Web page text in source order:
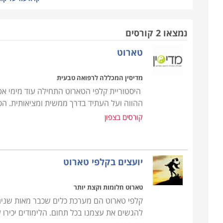
מי שרוצה ללמוד רק את העולם הספציפי שנוגע
לימודים בתחום המיסטיקה ברחבי הארץ. המורה
המשמעות של כל סמל, סימן, צבע וציור ואיך ניתן
את הקלף מתוך חפיסה. על התלמיד להבין על היסוד
הוא ילמד על ההיסטוריה של התורה, ההתפתחות
מכיוון שלא מדובר בלימודים רשמיים המוכרים על
ספר פרטיים קטנים. מכיוון שכך, אפשר לבנות
פעם בשבוע, פעמיים או יום, למידה מרוכזת כל יום או
נהריה או בטבריה. ברחבי הארץ ניתן למצוא קורס
נמצאו 2 קורסים
טארוט
מדיסין המכללה לרפואה טבעית
היסטוריית קלפי הטארוט התחילה עוד
ההווה ועל העתיד בדרך ממשית ומציאותית.
קורסים בצפון
יועצים בקלפי טארוט
טארוט חלומות וקצת יותר
קלפי טארוט הם מערכת כלים שכבר מאות
להגשים את עצמנו בכל תחום. הלימודים יכירו